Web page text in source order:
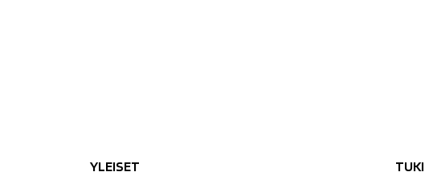
YLEISET TUKI